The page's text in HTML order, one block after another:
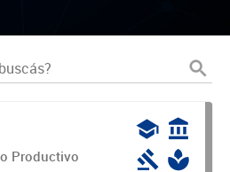
Productivo